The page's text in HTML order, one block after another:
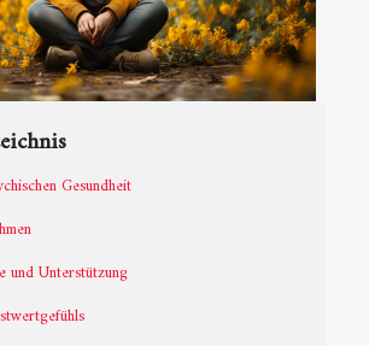
Gesundheit
und Unterstützung